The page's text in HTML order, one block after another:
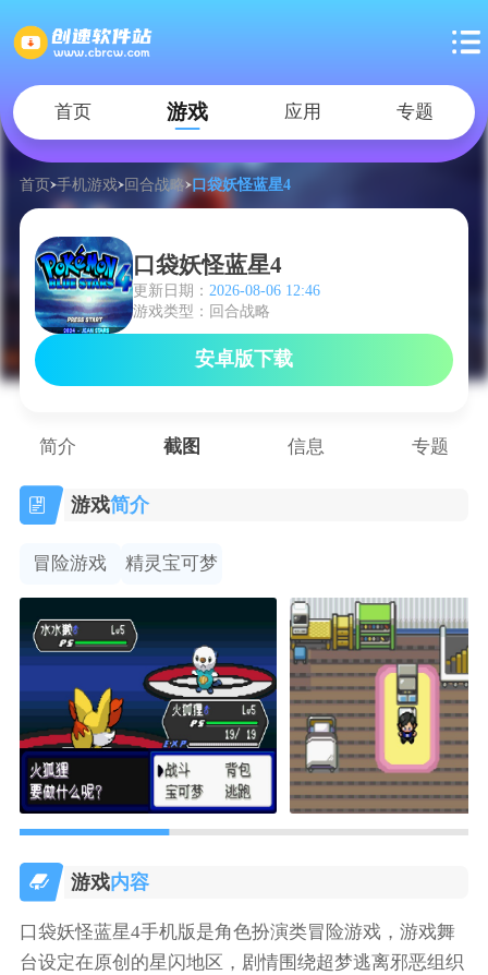
首页 游戏 应用 专题
首页 手机游戏 回合战略 口袋妖怪蓝星4
口袋妖怪蓝星4
更新日期： 2026-08-06 12:46
游戏类型：回合战略
安卓版下载
简介 截图 信息 专题
游戏简介
冒险游戏 精灵宝可梦
游戏内容
口袋妖怪蓝星4手机版是角色扮演类冒险游戏，游戏舞
台设定在原创的星闪地区，剧情围绕超梦逃离邪恶组织